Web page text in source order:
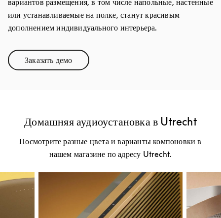
вариантов размещения, в том числе напольные, настенные
или устанавливаемые на полке, станут красивым
дополнением индивидуального интерьера.
Заказать демоLink Opens in New Tab
Домашняя аудиоустановка в Utrecht
Посмотрите разные цвета и варианты компоновки в
нашем магазине по адресу Utrecht.